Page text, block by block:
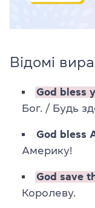
Відомі
God bless
Бог. / Будь
God bless
Америку!
God save
Королеву.